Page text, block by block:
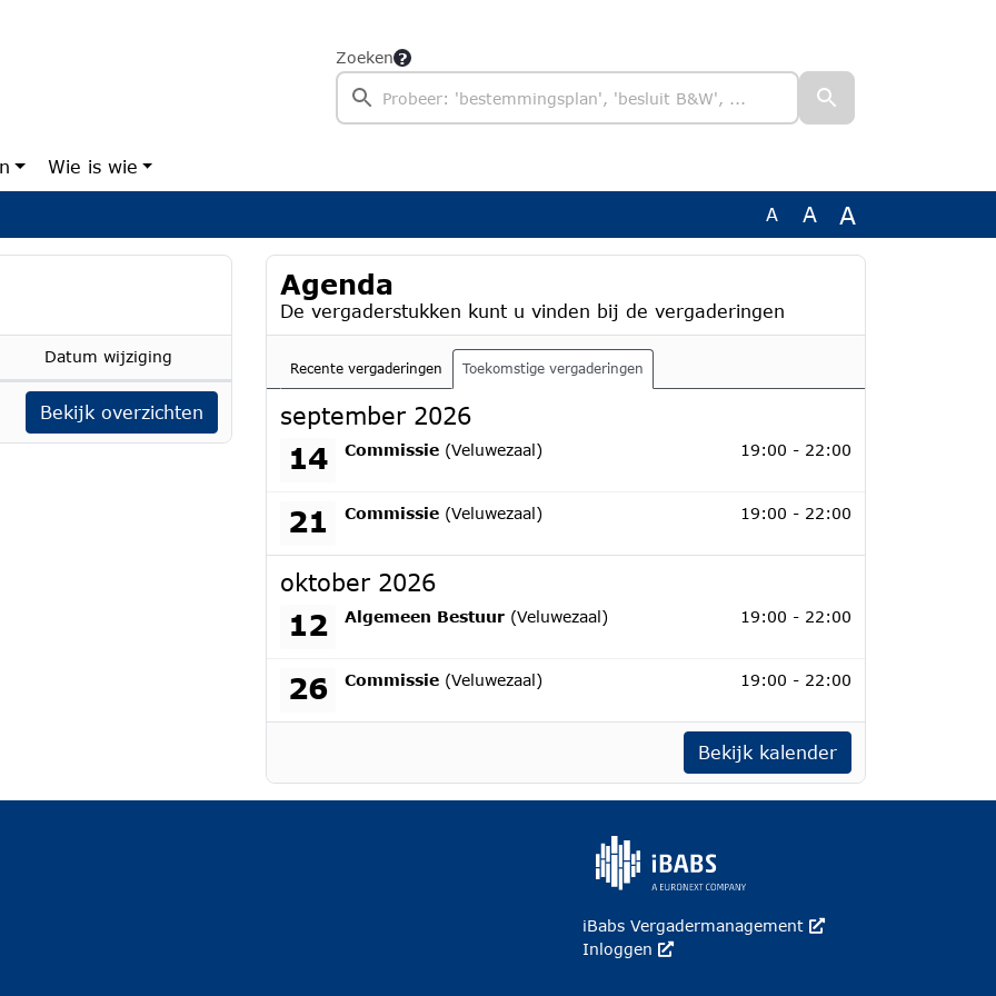
Zoeken
Wie is wie
A A A
Datum wijziging
Bekijk overzichten
Agenda
De vergaderstukken kunt u vinden bij de vergaderingen
Recente vergaderingen Toekomstige vergaderingen
september 2026
14 Commissie (Veluwezaal)
maandag 14 september 2026 19:00 - 22:00
21 Commissie (Veluwezaal)
maandag 21 september 2026 19:00 - 22:00
oktober 2026
12 Algemeen Bestuur (Veluwezaal)
maandag 12 oktober 2026 19:00 - 22:00
26 Commissie (Veluwezaal)
maandag 26 oktober 2026 19:00 - 22:00
Bekijk kalender
geopend
iBabs Vergadermanagement Deze link wordt in een
Inloggen Deze link wordt in een nieuw venster geopend